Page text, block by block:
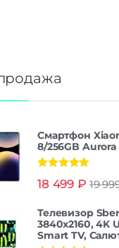
Смартфон
8/256GB
из 5
18 499 ₽ 19
Телевизор
3840x2160, 4K
Smart TV,